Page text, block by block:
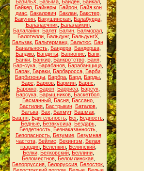
БазильХ, Базыма, Байден, Байкал,
Байкер Байкеры Байрон Байя кон
диас
Бакалович Баклан Бакстер
Бакунин Бакушинская Балабурда
Балалаечник, Балалайкин,
Балалайкн Балет, Балин Балморал
Балотелли, Бальдунг, БальдунгХ,
Бальзак, Бальтерманц, Бальтюс Бан,
Банальность Бандера Бандерша
Банджо Бандиты Банионис Банк
Банки Банкир Банкротство Баня
Бар-сука Барабанов Барабанщица
Барак, Бараки, Барбаросса, Барби,
Барбизонцы Барбра Бард Барды
Баре Барков Бармин Барнс
Барокко Барон Барриса Барсук
Барсука, Барышников, Баскетбол,
Басманный Басня Бассано
Бастилия Бастрыкин Баталов
Батька, Бах Бахмут, Башмак,
Башня Бдительность Бег, Бедность
Бедные, Безвкусица, Бездарь,
Бездетность Безнаказанность
Безопасность, Безумие, Безумная
частота Бейлис Бекингэм
Белая
гвардия, Беленкин, Белинский,
Белки, Белковский, Беллини,
Беломестнов, Беломлинская,
Белорруссия Белоруссия Белосток